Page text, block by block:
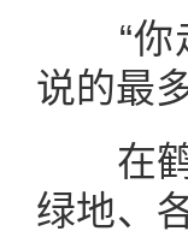
“你走
说的最
在鹤
绿地、